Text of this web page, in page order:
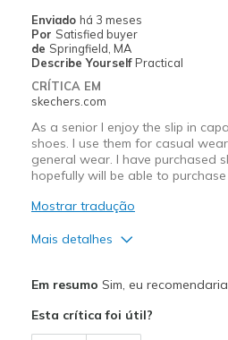
Melhores utilizações
Casual Wear
Travel
Width
Feels true to
Sizing
Feels true to
Enviado há 3 meses
Por Satisfied buyer
de Springfield, MA
Describe Yourself Practical
CRÍTICA EM
skechers.com
As a senior I enjoy the slip in
shoes. I use them for casual
general wear. I have purchased
hopefully will be able to
Mostrar tradução
Mais detalhes
Breathe Well
Em resumo Sim, eu
Esta crítica foi útil?